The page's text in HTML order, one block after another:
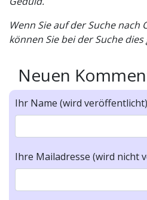
Wenn Sie auf der Suche nach
können Sie bei der Suche
Neuen
Ihr Name (wird veröffentlicht)
Ihre Mailadresse (wird nicht